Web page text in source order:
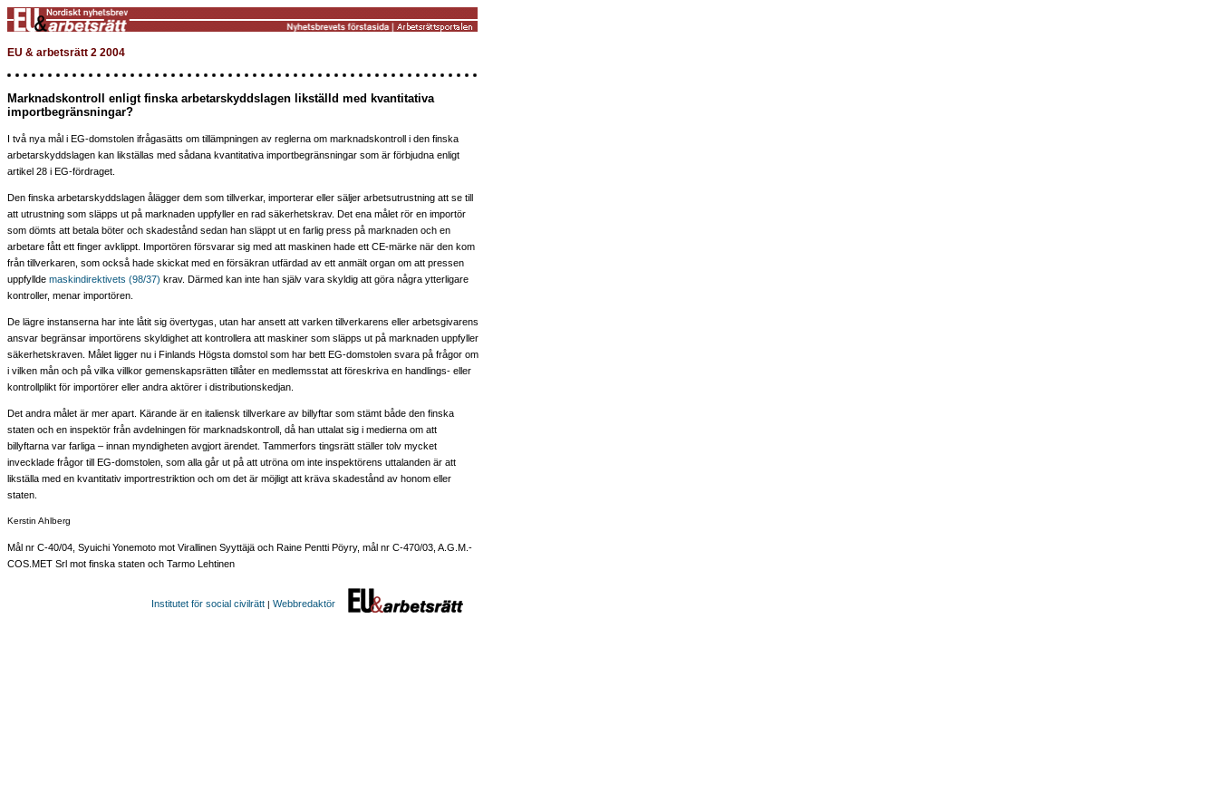
EU & arbetsrätt 2 2004
Marknadskontroll enligt finska arbetarskyddslagen likställd med kvantitativa
importbegränsningar?
I två nya mål i EG-domstolen ifrågasätts om tillämpningen av reglerna om marknadskontroll i den finska
arbetarskyddslagen kan likställas med sådana kvantitativa importbegränsningar som är förbjudna enligt
artikel 28 i EG-fördraget.
Den finska arbetarskyddslagen ålägger dem som tillverkar, importerar eller säljer arbetsutrustning att se till
att utrustning som släpps ut på marknaden uppfyller en rad säkerhetskrav. Det ena målet rör en importör
som dömts att betala böter och skadestånd sedan han släppt ut en farlig press på marknaden och en
arbetare fått ett finger avklippt. Importören försvarar sig med att maskinen hade ett CE-märke när den kom
från tillverkaren, som också hade skickat med en försäkran utfärdad av ett anmält organ om att pressen
uppfyllde maskindirektivets (98/37) krav. Därmed kan inte han själv vara skyldig att göra några ytterligare
kontroller, menar importören.
De lägre instanserna har inte låtit sig övertygas, utan har ansett att varken tillverkarens eller arbetsgivarens
ansvar begränsar importörens skyldighet att kontrollera att maskiner som släpps ut på marknaden uppfyller
säkerhetskraven. Målet ligger nu i Finlands Högsta domstol som har bett EG-domstolen svara på frågor om
i vilken mån och på vilka villkor gemenskapsrätten tillåter en medlemsstat att föreskriva en handlings- eller
kontrollplikt för importörer eller andra aktörer i distributionskedjan.
Det andra målet är mer apart. Kärande är en italiensk tillverkare av billyftar som stämt både den finska
staten och en inspektör från avdelningen för marknadskontroll, då han uttalat sig i medierna om att
billyftarna var farliga – innan myndigheten avgjort ärendet. Tammerfors tingsrätt ställer tolv mycket
invecklade frågor till EG-domstolen, som alla går ut på att utröna om inte inspektörens uttalanden är att
likställa med en kvantitativ importrestriktion och om det är möjligt att kräva skadestånd av honom eller
staten.
Kerstin Ahlberg
Mål nr C-40/04, Syuichi Yonemoto mot Virallinen Syyttäjä och Raine Pentti Pöyry, mål nr C-470/03, A.G.M.-
COS.MET Srl mot finska staten och Tarmo Lehtinen
Institutet för social civilrätt | Webbredaktör